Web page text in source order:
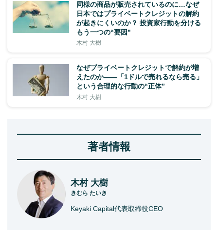
同様の商品が販売されているのに…なぜ
日本ではプライベートクレジットの解約
が起きにくいのか？ 投資家行動を分ける
もう一つの“要因"
木村 大樹
なぜプライベートクレジットで解約が増
えたのか――「1ドルで売れるなら売る」
という合理的な行動の“正体”
木村 大樹
著者情報
木村 大樹
きむら たいき
Keyaki Capital代表取締役CEO